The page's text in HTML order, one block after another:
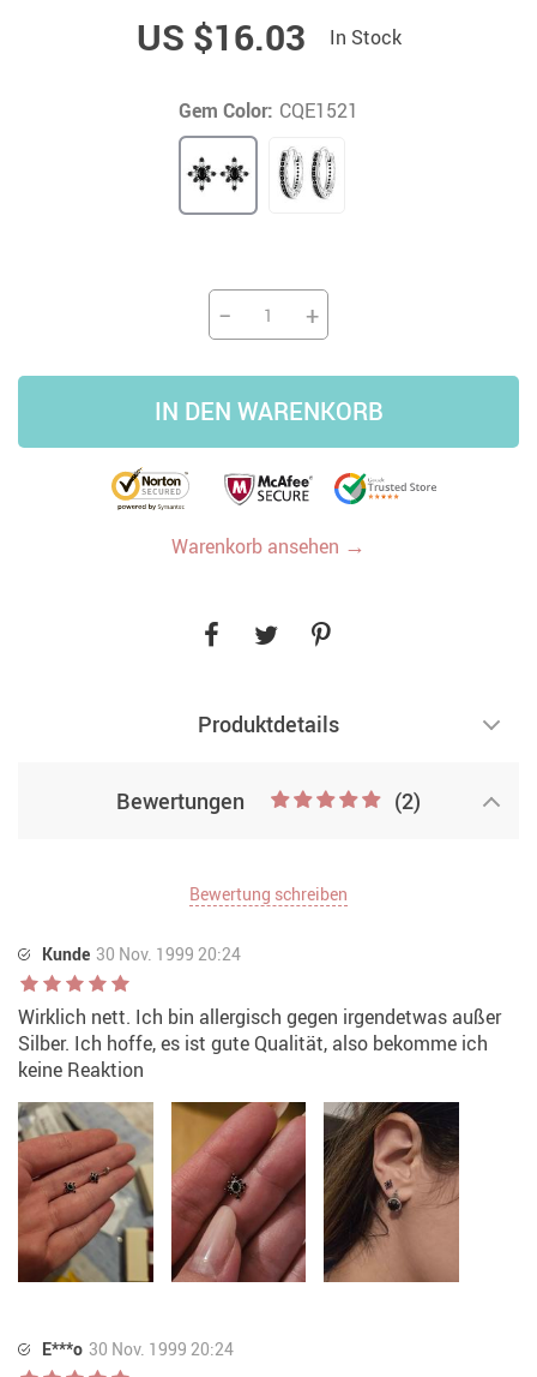
US $16.03 In Stock
Gem Color: CQE1521
− +
IN DEN WARENKORB
Warenkorb ansehen →
Produktdetails
Bewertungen (2)
Bewertung schreiben
Kunde 30 Nov. 1999 20:24
Wirklich nett. Ich bin allergisch gegen irgendetwas außer
Silber. Ich hoffe, es ist gute Qualität, also bekomme ich
keine Reaktion
E***o 30 Nov. 1999 20:24